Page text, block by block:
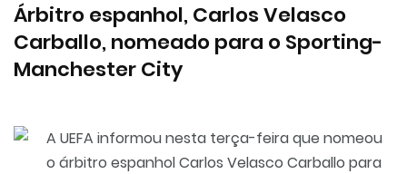
Árbitro espanhol, Carlos Velasco
Carballo, nomeado para o Sporting-
Manchester City
A UEFA informou nesta terça-feira que nomeou
o árbitro espanhol Carlos Velasco Carballo para